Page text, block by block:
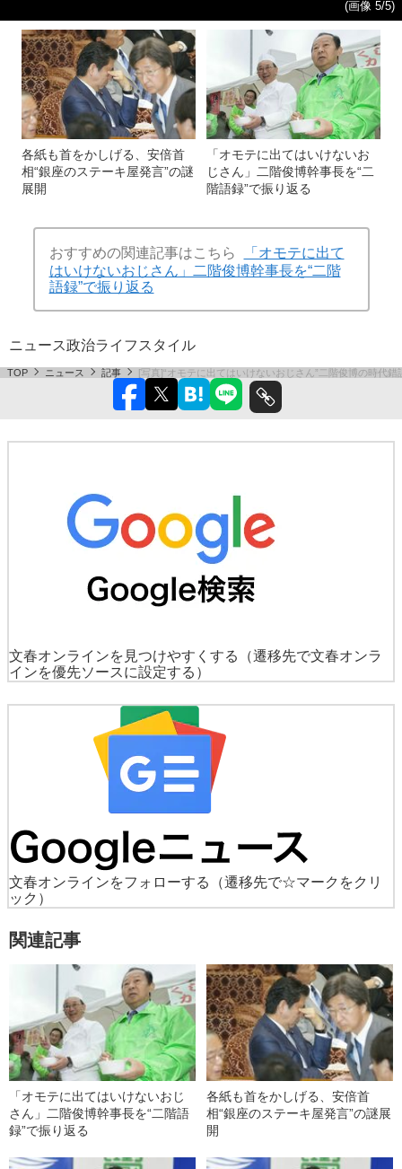
(画像 5/5)
各紙も首をかしげる、安倍首
相“銀座のステーキ屋発言”の謎
展開
「オモテに出てはいけないお
じさん」二階俊博幹事長を“二
階語録”で振り返る
おすすめの関連記事はこちら
「オモテに出て
はいけないおじさん」二階俊博幹事長を“二階
語録”で振り返る
ニュース政治ライフスタイル
TOP ニュース 記事 [写真]“オモテに出てはいけないおじさん”二階俊博の時代錯
文春オンラインを見つけやすくする
（遷移先で文春オンラ
インを優先ソースに設定する）
文春オンラインをフォローする
（遷移先で☆マークをクリ
ック）
関連記事
「オモテに出てはいけないおじ
さん」二階俊博幹事長を“二階語
録”で振り返る
各紙も首をかしげる、安倍首
相“銀座のステーキ屋発言”の謎展
開